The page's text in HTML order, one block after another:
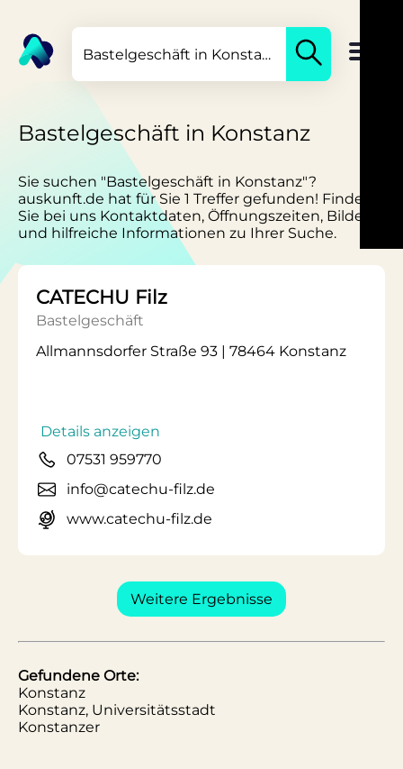
Bastelgeschäft in Konstanz
Sie suchen "Bastelgeschäft in Konstanz"?
auskunft.de hat für Sie 1 Treffer gefunden! Finden
Sie bei uns Kontaktdaten, Öffnungszeiten, Bilder
und hilfreiche Informationen zu Ihrer Suche.
CATECHU Filz
Bastelgeschäft
Allmannsdorfer Straße 93 | 78464 Konstanz
Details anzeigen
07531 959770
info@catechu-filz.de
www.catechu-filz.de
Weitere Ergebnisse
Gefundene Orte:
Konstanz
Konstanz, Universitätsstadt
Konstanzer